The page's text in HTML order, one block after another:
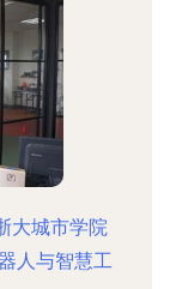
大城市学院
人与智慧工